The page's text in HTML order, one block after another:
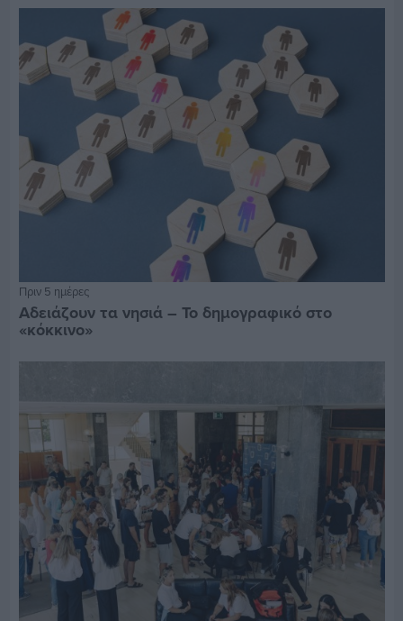
Πριν 5 ημέρες
Αδειάζουν τα νησιά – Το δημογραφικό στο
«κόκκινο»